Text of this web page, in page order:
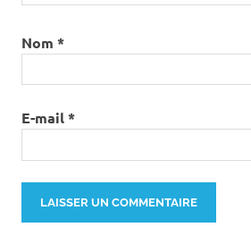
Nom *
E-mail*